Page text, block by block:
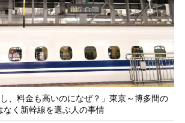
し、料金も高いのになぜ？」東京～博多間の
なく新幹線を選ぶ人の事情